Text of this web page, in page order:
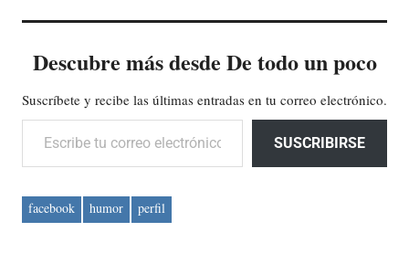
Descubre más desde De todo un poco
Suscríbete y recibe las últimas entradas en tu correo electrónico.
Escribe tu correo electrónico…
SUSCRIBIRSE
facebook humor perfil